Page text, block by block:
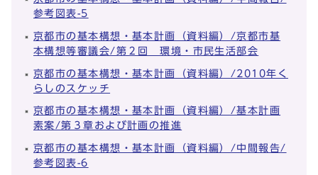
参考図表-5
京都市の基本構想・基本計画（資料編）/京都市基
本構想等審議会/第２回 環境・市民生活部会
京都市の基本構想・基本計画（資料編）/2010年く
らしのスケッチ
京都市の基本構想・基本計画（資料編）/基本計画
素案/第３章および計画の推進
京都市の基本構想・基本計画（資料編）/中間報告/
参考図表-6